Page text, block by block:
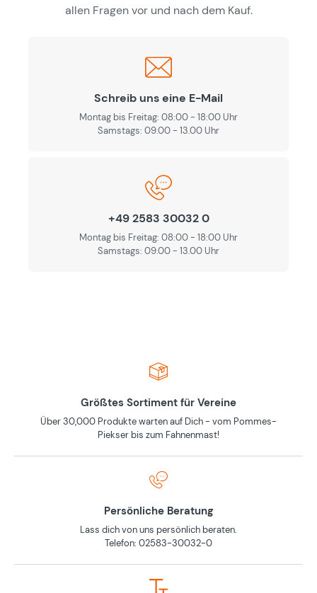
allen Fragen vor und nach dem Kauf.
Schreib uns eine E-Mail
Montag bis Freitag: 08:00 - 18:00 Uhr
Samstags: 09.00 - 13.00 Uhr
+49 2583 30032 0
Montag bis Freitag: 08:00 - 18:00 Uhr
Samstags: 09.00 - 13.00 Uhr
Größtes Sortiment für Vereine
Über 30,000 Produkte warten auf Dich - vom Pommes-
Piekser bis zum Fahnenmast!
Persönliche Beratung
Lass dich von uns persönlich beraten.
Telefon: 02583-30032-0